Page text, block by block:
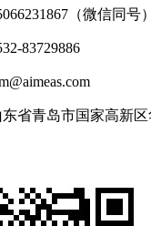
（微信同号）
83729886
省青岛市国家高新区